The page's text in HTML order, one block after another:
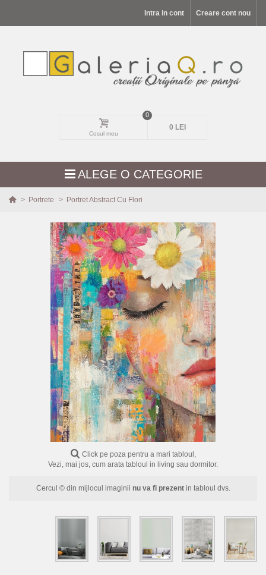
Intra in cont Creare cont nou
Cosul meu
0
0 LEI
ALEGE O CATEGORIE
> Portrete > Portret Abstract Cu Flori
Click pe poza pentru a mari tabloul,
Vezi, mai jos, cum arata tabloul in living sau dormitor.
Cercul © din mijlocul imaginii nu va fi prezentin tabloul dvs.